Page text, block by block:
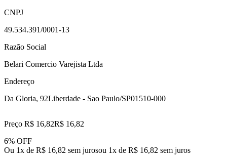
CNPJ
49.534.391/0001-13
Razão Social
Belari Comercio Varejista Ltda
Endereço
Da Gloria, 92Liberdade - Sao Paulo/SP01510-000
Preço R$ 16,82R$ 16,82
6% OFF
Ou 1x de R$ 16,82 sem jurosou 1x de R$ 16,82 sem juros